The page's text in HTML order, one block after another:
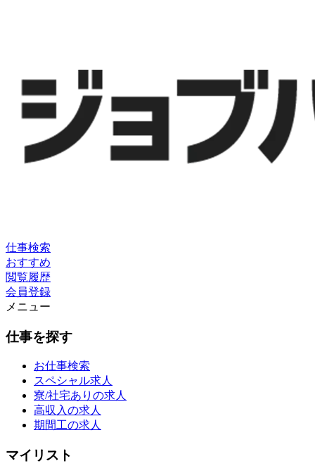
仕事検索
おすすめ
閲覧履歴
会員登録
メニュー
仕事を探す
お仕事検索
スペシャル求人
寮/社宅ありの求人
高収入の求人
期間工の求人
マイリスト